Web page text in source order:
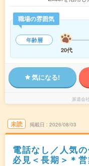
職場の雰囲気
年齢層
20代
気になる!
派遣会社
未読 掲載日 2026/08/03
電話なし／人気
必見＜長期＞＊